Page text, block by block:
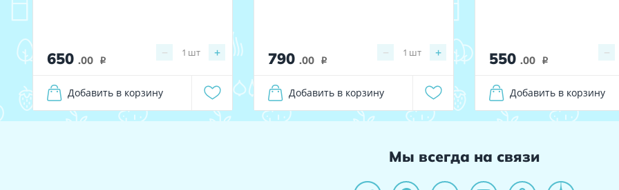
650 .00 i
− +
1 шт
Добавить в корзину
790 .00 i
− +
1 шт
Добавить в корзину
550 .00 i
−
Добавить в корзину
Мы всегда на связи